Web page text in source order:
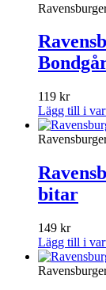
119 kr
Lägg till i
bitar
149 kr
Lägg till i